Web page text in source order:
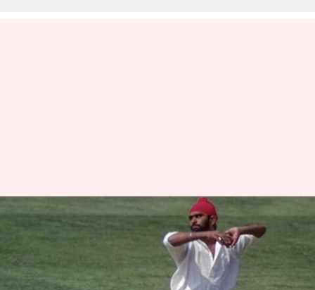
இந்திய சுழற்பந்து
ஜாம்பவான் பிஷன் சிங்
பேடி உடல்நலக்குறைவால்
காலமானார்